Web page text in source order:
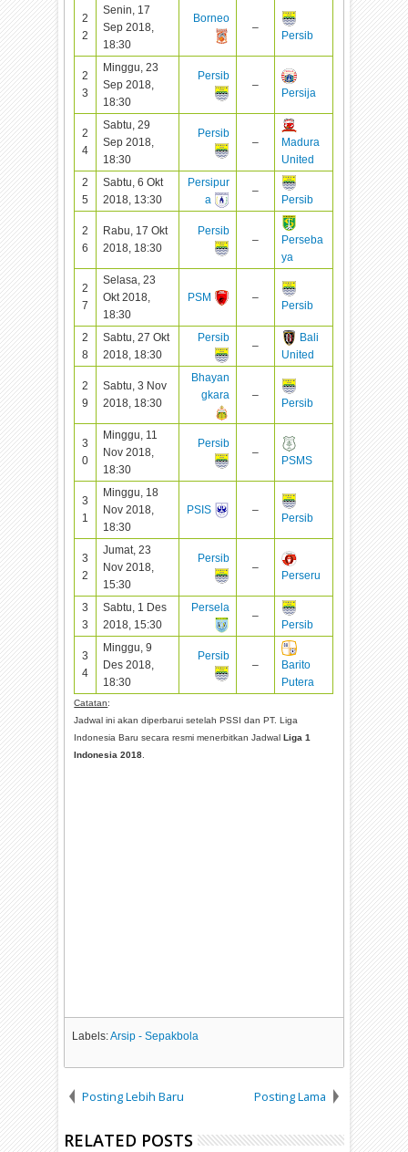
2
2
Senin, 17
Sep 2018,
18:30
Borneo
–
Persib
2
3
Minggu, 23
Sep 2018,
18:30
Persib
–
Persija
2
4
Sabtu, 29
Sep 2018,
18:30
Persib
–
Madura
United
2
5
Sabtu, 6 Okt
2018, 13:30
Persipur
a
–
Persib
2
6
Rabu, 17 Okt
2018, 18:30
Persib
–
Perseba
ya
2
7
Selasa, 23
Okt 2018,
18:30
PSM –
Persib
2
8
Sabtu, 27 Okt
2018, 18:30
Persib
–
Bali
United
2
9
Sabtu, 3 Nov
2018, 18:30
Bhayan
gkara
–
Persib
3
0
Minggu, 11
Nov 2018,
18:30
Persib
–
PSMS
3
1
Minggu, 18
Nov 2018,
18:30
PSIS –
Persib
3
2
Jumat, 23
Nov 2018,
15:30
Persib
–
Perseru
3
3
Sabtu, 1 Des
2018, 15:30
Persela
–
Persib
3
4
Minggu, 9
Des 2018,
18:30
Persib
–
Barito
Putera
Catatan:
Jadwal ini akan diperbarui setelah PSSI dan PT. Liga
Indonesia Baru secara resmi menerbitkan JadwalLiga 1
Indonesia 2018
Labels:Arsip - Sepakbola
Posting Lebih Baru Posting Lama
RELATED POSTS